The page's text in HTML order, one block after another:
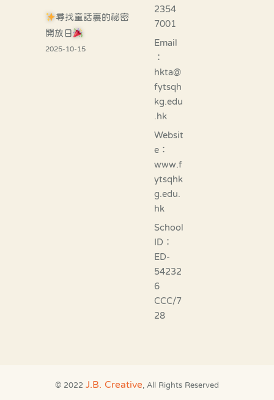
尋找童話裏的祕密
開放日
2025-10-15
2354
7001
Email
：
hkta@
fytsqh
kg.edu
.hk
Websit
e：
www.f
ytsqhk
g.edu.
hk
School
ID：
ED-
54232
6
CCC/7
28
© 2022 J.B. Creative , All Rights Reserved